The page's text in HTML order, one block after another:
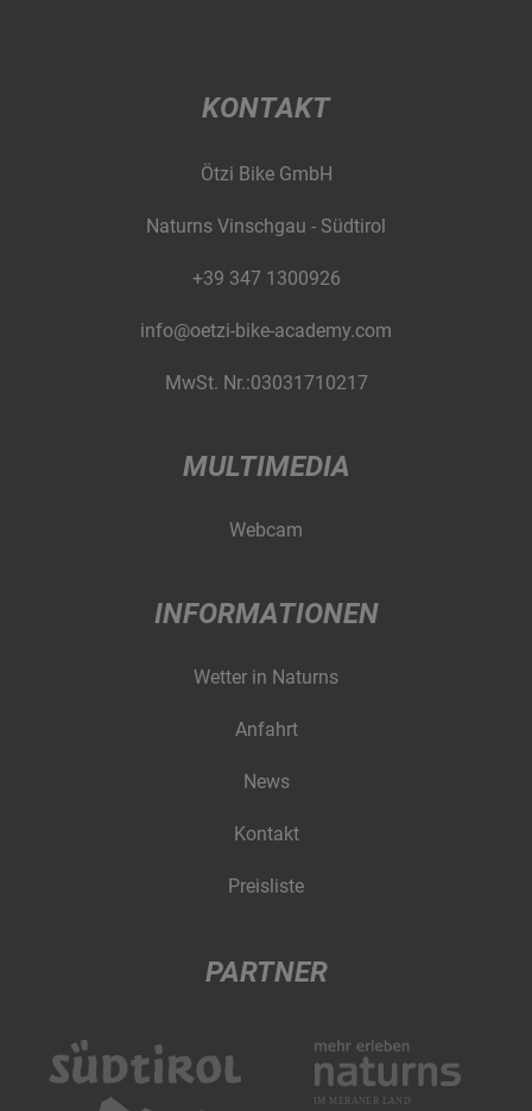
KONTAKT
Ötzi Bike GmbH
Naturns Vinschgau - Südtirol
+39 347 1300926
info@oetzi-bike-academy.com
MwSt. Nr.:03031710217
MULTIMEDIA
Webcam
INFORMATIONEN
Wetter in Naturns
Anfahrt
News
Kontakt
Preisliste
PARTNER